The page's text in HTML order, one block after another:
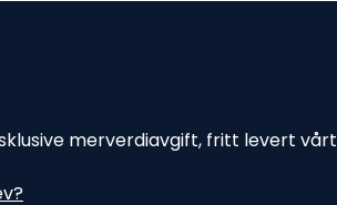
merverdiavgift, fritt levert vårt